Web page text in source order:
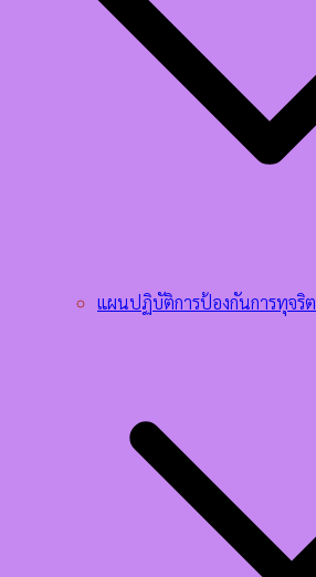
แผนปฏิบัติการป้องกันการทุจริต